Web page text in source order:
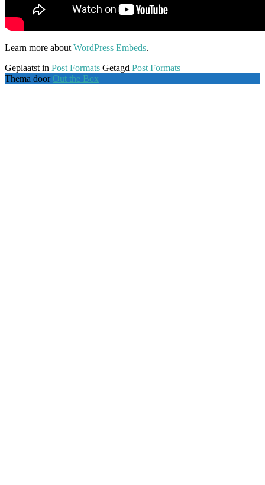
Learn more aboutWordPress Embeds.
Geplaatst in Post Formats Getagd Post Formats
Thema door Out the Box